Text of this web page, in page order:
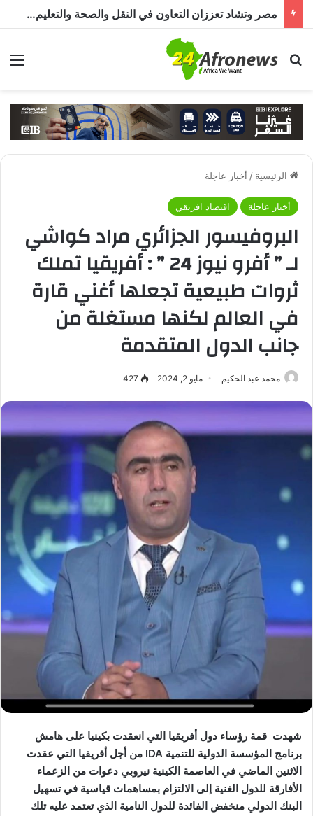
بحث عن
الرئيسية / أخبار عاجلة
أخبار عاجلة اقتصاد افريقي
البروفيسور الجزائري مراد كواشي
لـ ” أفرو نيوز 24 ” : أفريقيا تملك
ثروات طبيعية تجعلها أغني قارة
في العالم لكنها مستغلة من
جانب الدول المتقدمة
محمد عبد الحكيم مايو 2, 2024 427
شهدت قمة رؤساء دول أفريقيا التي انعقدت بكينيا على هامش
برنامج المؤسسة الدولية للتنمية IDA من أجل أفريقيا التي عقدت
الاثنين الماضي في العاصمة الكينية نيروبي دعوات من الزعماء
الأفارقة للدول الغنية إلى الالتزام بمساهمات قياسية في تسهيل
البنك الدولي منخفض الفائدة للدول النامية الذي تعتمد عليه تلك